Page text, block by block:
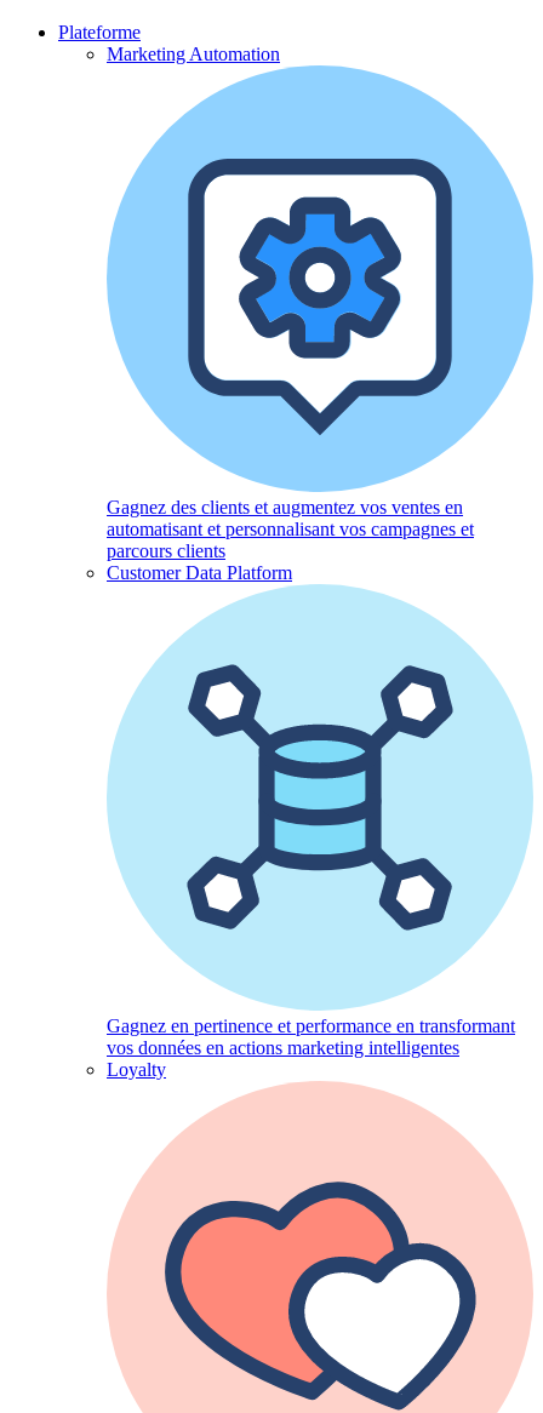
Plateforme
Marketing Automation
Gagnez des clients et augmentez vos ventes en
automatisant et personnalisant vos campagnes et
parcours clients
Customer Data Platform
Gagnez en pertinence et performance en transformant
vos données en actions marketing intelligentes
Loyalty